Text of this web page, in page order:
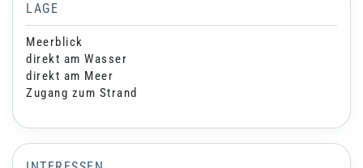
LAGE
Meerblick
direkt am Wasser
direkt am Meer
Zugang zum Strand